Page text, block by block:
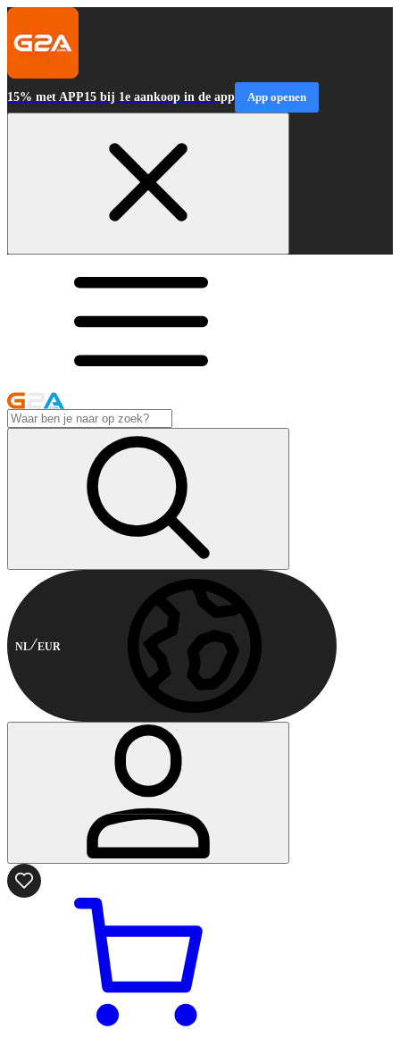
15% met APP15 bij 1e aankoop in de app App openen
NL EUR